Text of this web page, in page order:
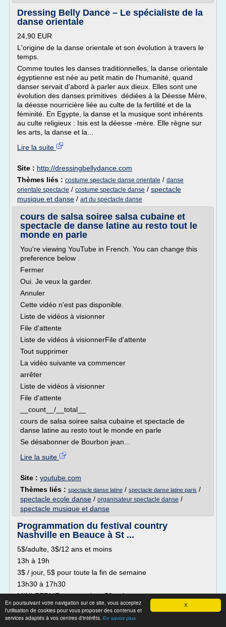
X
En poursuivant votre navigation sur ce site, vous acceptez
l'utilisation de cookies pour vous proposer des contenus et
services adaptés à vos centres d'intérêts. En savoir plus
Dressing Belly Dance – Le spécialiste de la
danse orientale
24,90 EUR
L'origine de la danse orientale et son évolution à travers le
temps.
Comme toutes les danses traditionnelles, la danse orientale
égyptienne est née au petit matin de l'humanité, quand
danser servait d'abord à parler aux dieux. Elles sont une
évolution des danses primitives dédiées à la Déesse Mère,
la déesse nourricière liée au culte de la fertilité et de la
féminité. En Egypte, la danse et la musique sont inhérents
au culte religieux : Isis est la déesse -mère. Elle règne sur
les arts, la danse et la...
Lire la suite
Site : http://dressingbellydance.com
Thèmes liés : costume spectacle danse orientale / danse
orientale spectacle / costume spectacle danse / spectacle
musique et danse / art du spectacle danse
cours de salsa soiree salsa cubaine et
spectacle de danse latine au resto tout le
monde en parle
You're viewing YouTube in French. You can change this
preference below .
Fermer
Oui. Je veux la garder.
Annuler
Cette vidéo n'est pas disponible.
Liste de vidéos à visionner
File d'attente
Liste de vidéos à visionnerFile d'attente
Tout supprimer
La vidéo suivante va commencer
arrêter
Liste de vidéos à visionner
File d'attente
__count__/__total__
cours de salsa soiree salsa cubaine et spectacle de
danse latine au resto tout le monde en parle
Se désabonner de Bourbon jean...
Lire la suite
Site : youtube.com
Thèmes liés : spectacle danse latine / spectacle danse latine paris /
spectacle ecole danse / organisateur spectacle danse /
spectacle musique et danse
Programmation du festival country
Nashville en Beauce à St ...
5$/adulte, 3$/12 ans et moins
13h à 19h
3$ / jour, 5$ pour toute la fin de semaine
13h30 à 17h30
MINI-FERME avec environ 50 animaux que vous pourrez
nourrir, cajoler, prendre des informations. Pour toute la
famille (gratuit)